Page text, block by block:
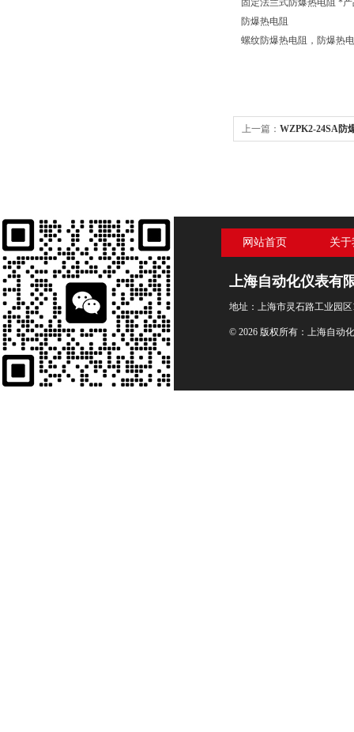
固定法兰式防爆热电阻 *
防爆热电阻
螺纹防爆热电阻，防爆热
上一篇： WZPK2-24SA防
网站首页 关
上海自动化仪表有
地址：上海市灵石路工业园区
© 2026 版权所有：上海自动